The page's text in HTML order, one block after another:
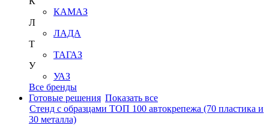
КАМАЗ
Л
ЛАДА
Т
ТАГАЗ
У
УАЗ
Все бренды
Готовые решения Показать все
Стенд с образцами ТОП 100 автокрепежа (70 пластика и
30 металла)